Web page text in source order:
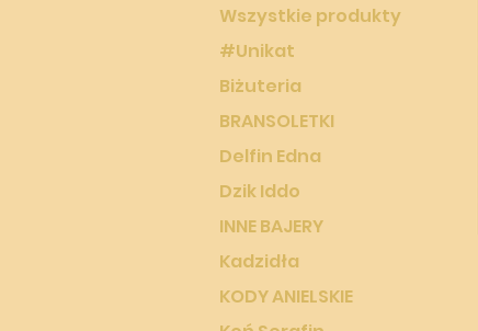
Wszystkie produkty
#Unikat
Biżuteria
BRANSOLETKI
Delfin Edna
Dzik Iddo
INNE BAJERY
Kadzidła
KODY ANIELSKIE